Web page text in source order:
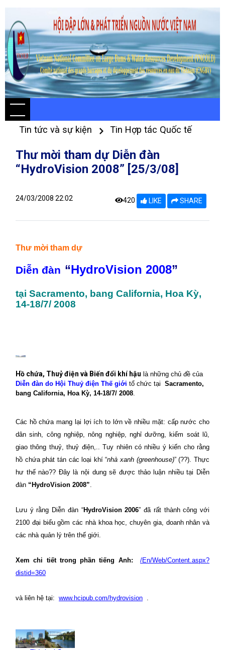
Tin tức và sự kiện Tin Hợp tác Quốc tế
Thư mời tham dự Diễn đàn
“HydroVision 2008” [25/3/08]
24/03/2008 22:02 420 LIKE SHARE
Thư mời tham dự
Diễn đàn “HydroVision 2008”
tại Sacramento, bang California, Hoa Kỳ,
14-18/7/ 2008
Hồ chứa, Thuỷ điện và Biến đổi khí hậu là những chủ đề của
Diễn đàn do Hội Thuỷ điện Thế giới tổ chức tại Sacramento,
bang California, Hoa Kỳ, 14-18/7/ 2008.
Các hồ chứa mang lại lợi ích to lớn về nhiều mặt: cấp nước cho
dân sinh, công nghiệp, nông nghiệp, nghỉ dưỡng, kiểm soát lũ,
giao thông thuỷ, thuỷ điện,.. Tuy nhiên có nhiều ý kiến cho rằng
hồ chứa phát tán các loại khí “nhà xanh (greenhouse)” (??). Thực
hư thế nào?? Đây là nội dung sẽ được thảo luận nhiều tại Diễn
đàn “HydroVision 2008”.
Lưu ý rằng Diễn đàn “HydroVision 2006” đã rất thành công với
2100 đại biểu gồm các nhà khoa học, chuyên gia, doanh nhân và
các nhà quản lý trên thế giới.
Xem chi tiết trong phần tiếng Anh:
/En/Web/Content.aspx?
distid=360
và liên hệ tại: www.hcipub.com/hydrovision .